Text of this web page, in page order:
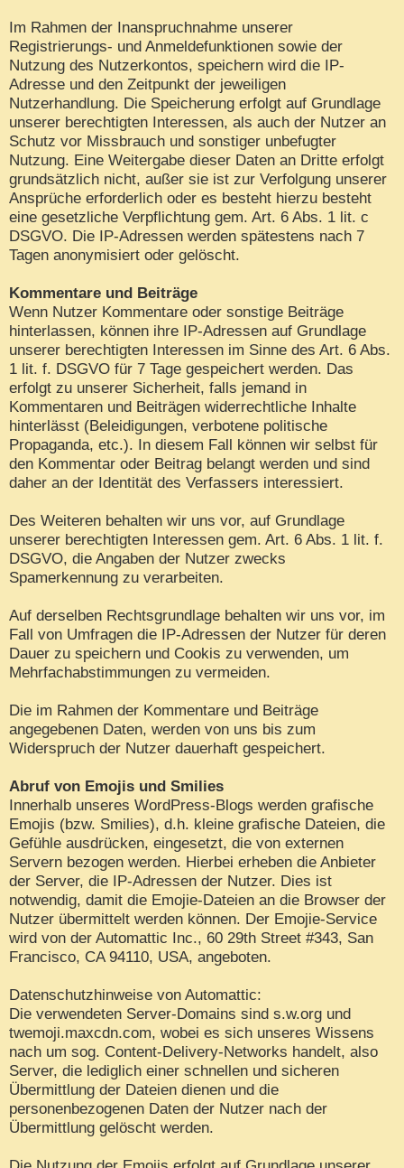
Im Rahmen der Inanspruchnahme unserer
Registrierungs- und Anmeldefunktionen sowie der
Nutzung des Nutzerkontos, speichern wird die IP-
Adresse und den Zeitpunkt der jeweiligen
Nutzerhandlung. Die Speicherung erfolgt auf Grundlage
unserer berechtigten Interessen, als auch der Nutzer an
Schutz vor Missbrauch und sonstiger unbefugter
Nutzung. Eine Weitergabe dieser Daten an Dritte erfolgt
grundsätzlich nicht, außer sie ist zur Verfolgung unserer
Ansprüche erforderlich oder es besteht hierzu besteht
eine gesetzliche Verpflichtung gem. Art. 6 Abs. 1 lit. c
DSGVO. Die IP-Adressen werden spätestens nach 7
Tagen anonymisiert oder gelöscht.
Kommentare und Beiträge
Wenn Nutzer Kommentare oder sonstige Beiträge
hinterlassen, können ihre IP-Adressen auf Grundlage
unserer berechtigten Interessen im Sinne des Art. 6 Abs.
1 lit. f. DSGVO für 7 Tage gespeichert werden. Das
erfolgt zu unserer Sicherheit, falls jemand in
Kommentaren und Beiträgen widerrechtliche Inhalte
hinterlässt (Beleidigungen, verbotene politische
Propaganda, etc.). In diesem Fall können wir selbst für
den Kommentar oder Beitrag belangt werden und sind
daher an der Identität des Verfassers interessiert.
Des Weiteren behalten wir uns vor, auf Grundlage
unserer berechtigten Interessen gem. Art. 6 Abs. 1 lit. f.
DSGVO, die Angaben der Nutzer zwecks
Spamerkennung zu verarbeiten.
Auf derselben Rechtsgrundlage behalten wir uns vor, im
Fall von Umfragen die IP-Adressen der Nutzer für deren
Dauer zu speichern und Cookis zu verwenden, um
Mehrfachabstimmungen zu vermeiden.
Die im Rahmen der Kommentare und Beiträge
angegebenen Daten, werden von uns bis zum
Widerspruch der Nutzer dauerhaft gespeichert.
Abruf von Emojis und Smilies
Innerhalb unseres WordPress-Blogs werden grafische
Emojis (bzw. Smilies), d.h. kleine grafische Dateien, die
Gefühle ausdrücken, eingesetzt, die von externen
Servern bezogen werden. Hierbei erheben die Anbieter
der Server, die IP-Adressen der Nutzer. Dies ist
notwendig, damit die Emojie-Dateien an die Browser der
Nutzer übermittelt werden können. Der Emojie-Service
wird von der Automattic Inc., 60 29th Street #343, San
Francisco, CA 94110, USA, angeboten.
Datenschutzhinweise von Automattic:
Die verwendeten Server-Domains sind s.w.org und
twemoji.maxcdn.com, wobei es sich unseres Wissens
nach um sog. Content-Delivery-Networks handelt, also
Server, die lediglich einer schnellen und sicheren
Übermittlung der Dateien dienen und die
personenbezogenen Daten der Nutzer nach der
Übermittlung gelöscht werden.